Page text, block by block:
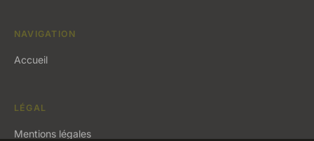
NAVIGATION
Accueil
LÉGAL
Mentions légales